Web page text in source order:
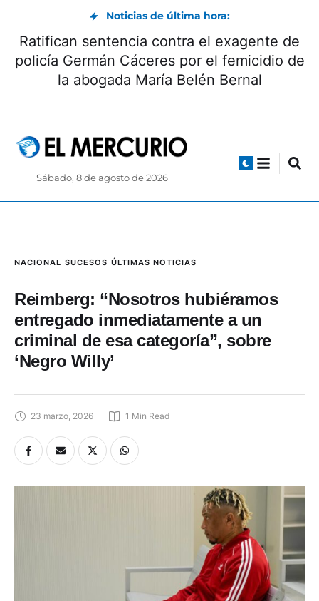
Noticias de última hora:
Ratifican sentencia contra el exagente de
policía Germán Cáceres por el femicidio de
la abogada María Belén Bernal
Sábado, 8 de agosto de 2026
NACIONAL SUCESOS ÚLTIMAS NOTICIAS
Reimberg: “Nosotros hubiéramos
entregado inmediatamente a un
criminal de esa categoría”, sobre
‘Negro Willy’
23 marzo, 2026 1 Min Read